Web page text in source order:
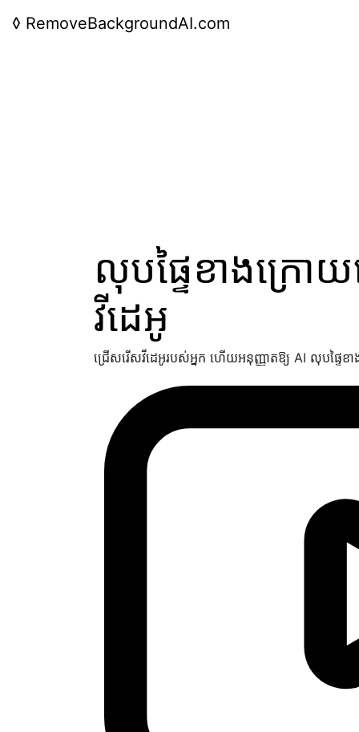
◊ RemoveBackgroundAI.com
លុបផ្ទៃខាងក្រោ
វីដេអូ
ជ្រើសរើសវីដេអូរបស់អ្នក ហើយអនុញ្ញាតឱ្យ AI លុបផ្ទៃខ